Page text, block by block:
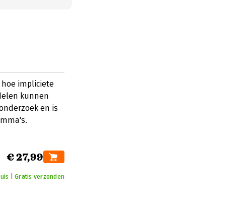
impliciete
kunnen
en is
€ 27,99
| Gratis verzonden